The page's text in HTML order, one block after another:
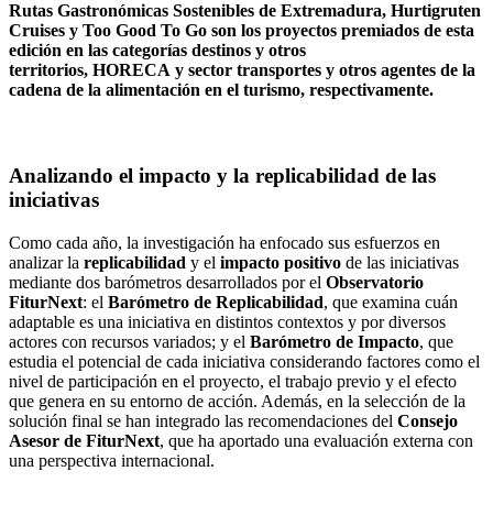
Rutas Gastronómicas Sostenibles de Extremadura, Hurtigruten
Cruises y Too Good To Go son los proyectos premiados de esta
edición en las categorías destinos y otros
territorios, HORECA y sector transportes y otros agentes de la
cadena de la alimentación en el turismo, respectivamente.
Analizando el impacto y la replicabilidad de las
iniciativas
Como cada año, la investigación ha enfocado sus esfuerzos en
analizar la replicabilidad y el impacto positivo de las iniciativas
mediante dos barómetros desarrollados por el Observatorio
FiturNext: el Barómetro de Replicabilidad, que examina cuán
adaptable es una iniciativa en distintos contextos y por diversos
actores con recursos variados; y el Barómetro de Impacto, que
estudia el potencial de cada iniciativa considerando factores como el
nivel de participación en el proyecto, el trabajo previo y el efecto
que genera en su entorno de acción. Además, en la selección de la
solución final se han integrado las recomendaciones del Consejo
Asesor de FiturNext, que ha aportado una evaluación externa con
una perspectiva internacional.